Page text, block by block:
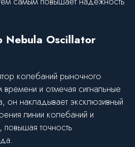
Nebula Oscillator
колебаний рыночного
и отмечая сигнальные
он накладывает эксклюзивный
линии колебаний и
точность